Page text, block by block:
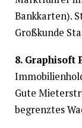
Bankkarten).
Großkunde
8. Graphisoft
Gute
begrenztes